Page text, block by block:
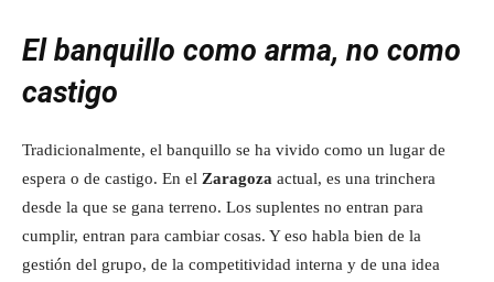
El banquillo como arma, no como
castigo
Tradicionalmente, el banquillo se ha vivido como un lugar de
espera o de castigo. En el Zaragoza actual, es una trinchera
desde la que se gana terreno. Los suplentes no entran para
cumplir, entran para cambiar cosas. Y eso habla bien de la
gestión del grupo, de la competitividad interna y de una idea